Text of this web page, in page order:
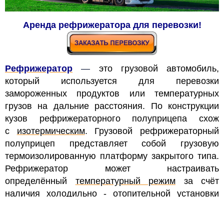
Аренда рефрижератора для перевозки!
Рефрижератор —
это грузовой автомобиль,
который используется для перевозки
замороженных продуктов или температурных
грузов на дальние расстояния. По конструкции
кузов рефрижераторного полуприцепа схож
с изотермическим. Грузовой рефрижераторный
полуприцеп представляетсобой грузовую
термоизолированную платформу закрытого типа.
Рефрижератор может настраивать
определённый температурный режим за счёт
наличия холодильно - отопительной установки